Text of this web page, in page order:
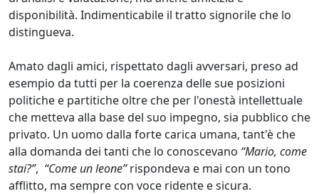
disponibilità. Indimenticabile il tratto signorile che lo
distingueva.
Amato dagli amici, rispettato dagli avversari, preso ad
esempio da tutti per la coerenza delle sue posizioni
politiche e partitiche oltre che per l'onestà intellettuale
che metteva alla base del suo impegno, sia pubblico che
privato. Un uomo dalla forte carica umana, tant'è che
alla domanda dei tanti che lo conoscevano “Mario, come
stai?”, “Come un leone”rispondeva e mai con un tono
afflitto, ma sempre con voce ridente e sicura.